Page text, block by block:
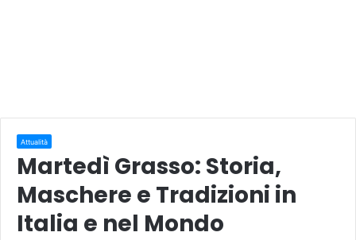
Attualità
Martedì Grasso: Storia,
Maschere e Tradizioni in
Italia e nel Mondo